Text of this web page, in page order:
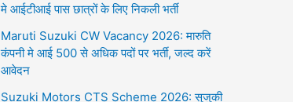
मे आईटीआई पास छात्रों के लिए निकली भर्ती
Maruti Suzuki CW Vacancy 2026: मारुति
कंपनी मे आई 500 से अधिक पदों पर भर्ती, जल्द करें
आवेदन
Suzuki Motors CTS Scheme 2026: सुजुकी